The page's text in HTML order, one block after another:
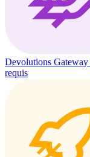
Devolutions Gateway
requis